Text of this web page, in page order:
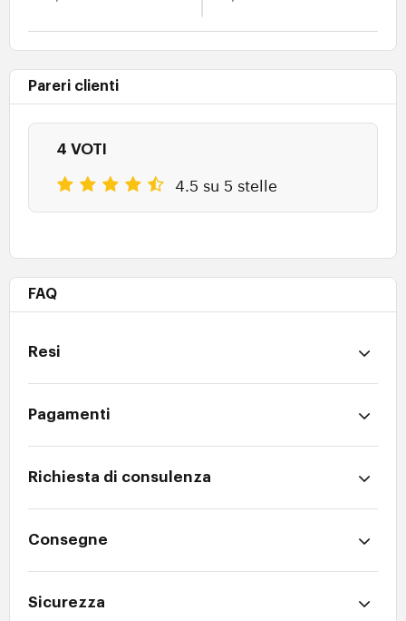
Pareri clienti
4 VOTI
4.5 su 5 stelle
FAQ
Resi
Pagamenti
Richiesta di consulenza
Consegne
Sicurezza